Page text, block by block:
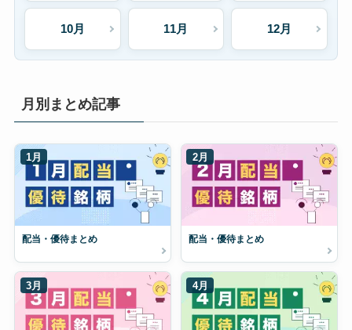
10月 11月 12月
月別まとめ記事
1月
配当・優待まとめ
2月
配当・優待まとめ
3月 4月